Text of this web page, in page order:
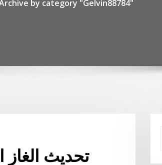
by category "Gelvin88784"
تحديث